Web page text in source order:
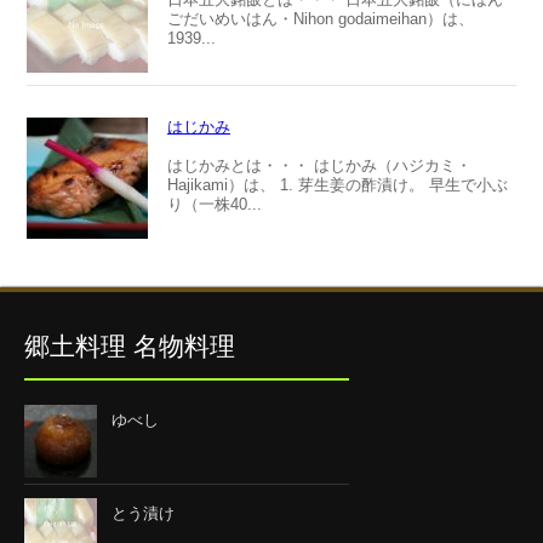
ごだいめいはん・Nihon godaimeihan）は、
1939...
はじかみ
はじかみとは・・・ はじかみ（ハジカミ・
Hajikami）は、 1. 芽生姜の酢漬け。 早生で小ぶ
り（一株40...
郷土料理 名物料理
ゆべし
とう漬け